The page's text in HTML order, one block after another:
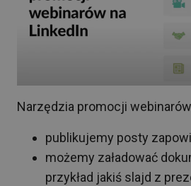
Narzędzia promocji
publikujemy posty
możemy załadować
przykład jakiś slajd z